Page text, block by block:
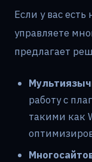
Если у вас
управляете
предлагает
работу с
такими как